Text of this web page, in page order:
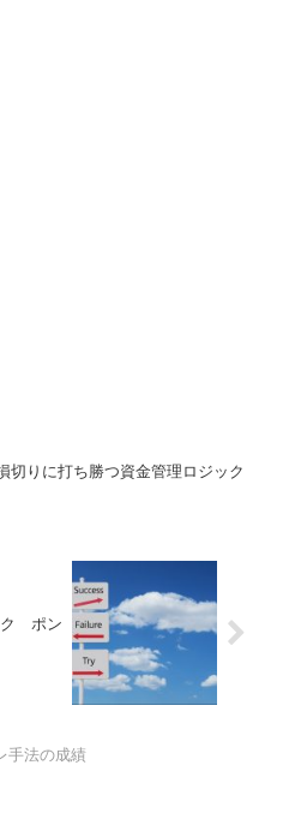
切りに打ち勝つ資金管理ロジック
ク ポン
手法の成績